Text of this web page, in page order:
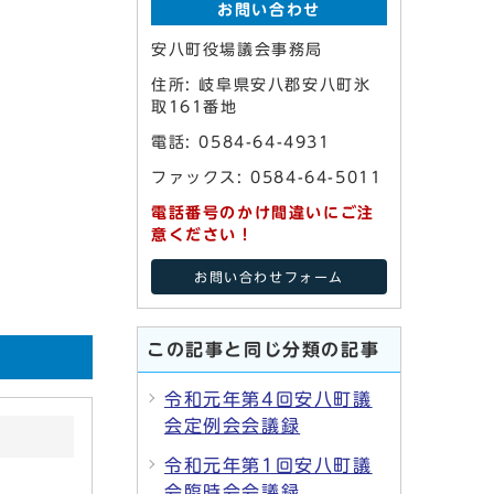
お問い合わせ
安八町役場議会事務局
住所: 岐阜県安八郡安八町氷
取161番地
電話: 0584-64-4931
ファックス: 0584-64-5011
電話番号のかけ間違いにご注
意ください！
お問い合わせフォーム
この記事と同じ分類の記事
令和元年第4回安八町議
会定例会会議録
令和元年第1回安八町議